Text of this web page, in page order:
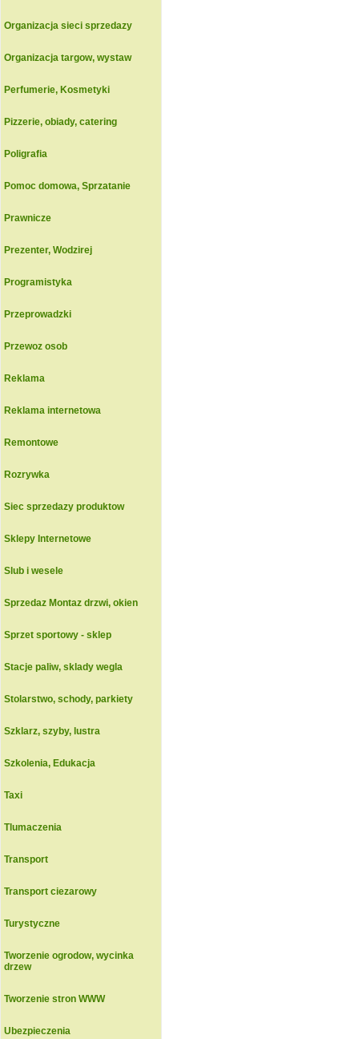
Organizacja sieci sprzedazy
Organizacja targow, wystaw
Perfumerie, Kosmetyki
Pizzerie, obiady, catering
Poligrafia
Pomoc domowa, Sprzatanie
Prawnicze
Prezenter, Wodzirej
Programistyka
Przeprowadzki
Przewoz osob
Reklama
Reklama internetowa
Remontowe
Rozrywka
Siec sprzedazy produktow
Sklepy Internetowe
Slub i wesele
Sprzedaz Montaz drzwi, okien
Sprzet sportowy - sklep
Stacje paliw, sklady wegla
Stolarstwo, schody, parkiety
Szklarz, szyby, lustra
Szkolenia, Edukacja
Taxi
Tlumaczenia
Transport
Transport ciezarowy
Turystyczne
Tworzenie ogrodow, wycinka
drzew
Tworzenie stron WWW
Ubezpieczenia